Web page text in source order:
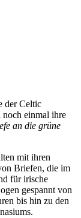
der Celtic
noch einmal ihre
an die grüne
mit ihren
Briefen, die im
für irische
gespannt von
bis hin zu den